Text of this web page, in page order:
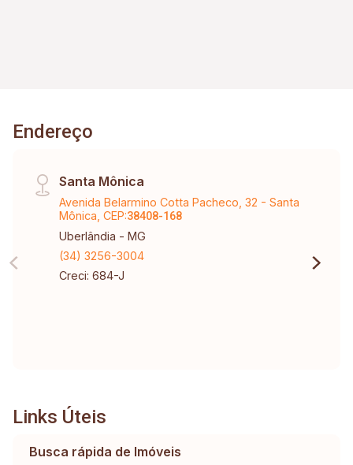
Endereço
Santa Mônica
Avenida Belarmino Cotta Pacheco, 32 - Santa
Mônica, CEP:38408-168
Uberlândia - MG
(34) 3256-3004
Creci: 684-J
Links Úteis
Busca rápida de Imóveis